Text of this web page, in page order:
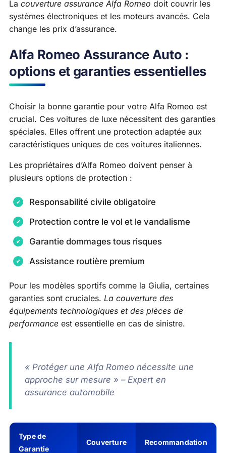
La couverture assurance Alfa Romeo doit couvrir les
systèmes électroniques et les moteurs avancés. Cela
change les prix d’assurance.
Alfa Romeo Assurance Auto :
options et garanties essentielles
Choisir la bonne garantie pour votre Alfa Romeo est
crucial. Ces voitures de luxe nécessitent des garanties
spéciales. Elles offrent une protection adaptée aux
caractéristiques uniques de ces voitures italiennes.
Les propriétaires d’Alfa Romeo doivent penser à
plusieurs options de protection :
Responsabilité civile obligatoire
Protection contre le vol et le vandalisme
Garantie dommages tous risques
Assistance routière premium
Pour les modèles sportifs comme la Giulia, certaines
garanties sont cruciales. La couverture des
équipements technologiques et des pièces de
performance est essentielle en cas de sinistre.
« Protéger une Alfa Romeo nécessite une
approche sur mesure » – Expert en
assurance automobile
Type de
Garantie
Couverture Recommandation